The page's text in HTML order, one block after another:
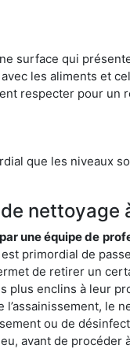
surface qui
les aliments et
respecter pour un
que les niveaux
nettoyage
une équipe de
primordial de
de retirer un
enclins à leur
ou de
avant de